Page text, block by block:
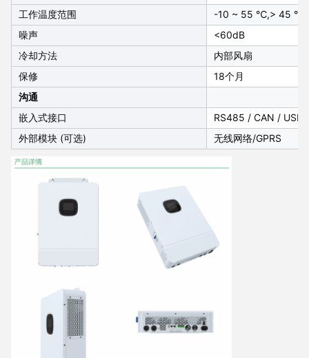
工作温度范围
-10 ~ 55 ℃,> 45 ℃
噪声
<60dB
冷却方法
内部风扇
保修
18个月
沟通
嵌入式接口
RS485 / CAN / USB/
外部模块 (可选)
无线网络/GPRS